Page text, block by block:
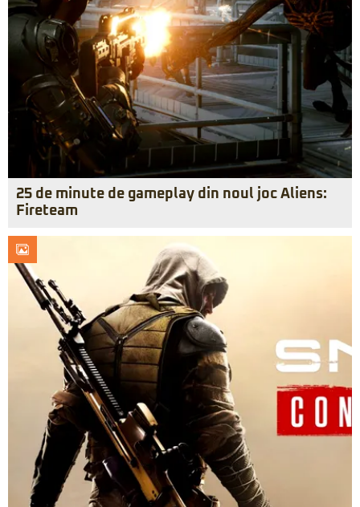
25 de minute de gameplay din noul joc Aliens:
Fireteam